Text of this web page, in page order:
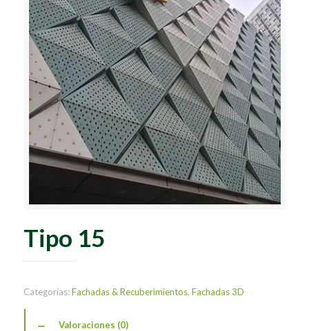
Tipo 15
Categorías:Fachadas & Recuberimientos, Fachadas 3D
Valoraciones (0)